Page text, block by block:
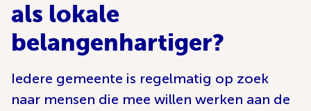
als lokale
belangenhartiger?
Iedere gemeente is regelmatig op zoek
naar mensen die mee willen werken aan de